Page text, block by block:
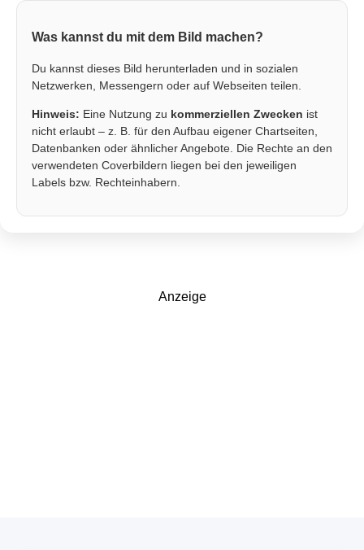
Was kannst du mit dem Bild machen?
Du kannst dieses Bild herunterladen und in sozialen
Netzwerken, Messengern oder auf Webseiten teilen.
Hinweis: Eine Nutzung zu kommerziellen Zwecken ist
nicht erlaubt – z. B. für den Aufbau eigener Chartseiten,
Datenbanken oder ähnlicher Angebote. Die Rechte an den
verwendeten Coverbildern liegen bei den jeweiligen
Labels bzw. Rechteinhabern.
Anzeige